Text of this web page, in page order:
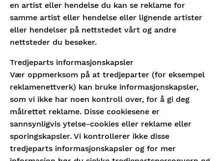
en artist eller hendelse du kan se reklame for
samme artist eller hendelse eller lignende artister
eller hendelser på nettstedet vårt og andre
nettsteder du besøker.
Tredjeparts informasjonskapsler
Vær oppmerksom på at tredjeparter (for eksempel
reklamenettverk) kan bruke informasjonskapsler,
som vi ikke har noen kontroll over, for å gi deg
målrettet reklame. Disse cookiesene er
sannsynligvis ytelse-cookies eller reklame eller
sporingskapsler. Vi kontrollerer ikke disse
tredjeparts informasjonskapsler og for mer